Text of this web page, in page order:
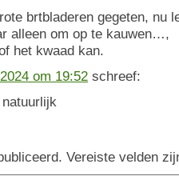
brtbladeren gegeten, nu
alleen om op te kauwen…,
het kwaad kan.
om 19:52 schreef:
Vereiste velden